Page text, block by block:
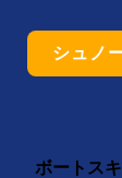
シュノ
ボートス